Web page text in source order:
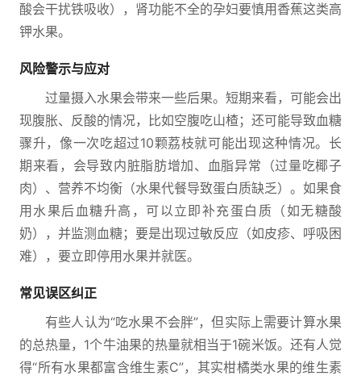
酸会干扰铁吸收），肾功能不全的孕妇要慎用香蕉这类高
钾水果。
风险警示与应对
过量摄入水果会带来一些后果。短期来看，可能会出
现腹胀、反酸的情况，比如空腹吃山楂；还可能导致血糖
骤升，像一次吃超过10颗荔枝就可能出现这种情况。长
期来看，会导致内脏脂肪增加、血脂异常（过量吃椰子
肉）、营养不均衡（水果代餐导致蛋白质缺乏）。如果食
用水果后血糖升高，可以立即补充蛋白质（如无糖酸
奶），并监测血糖；要是出现过敏反应（如皮疹、呼吸困
难），要立即停用水果并就医。
常见误区纠正
有些人认为“吃水果不会胖”，但实际上需要计算水果
的总热量，1个牛油果的热量就相当于1碗米饭。还有人觉
得“所有水果都富含维生素C”，其实柑橘类水果的维生素